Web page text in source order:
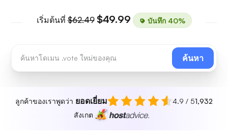
เริ่มต้นที่$62.49 $49.99 บันทึก 40%
ค้นหา
ลูกค้าของเราพูดว่า ยอดเยี่ยม 4.9 / 51,932
สังเกต